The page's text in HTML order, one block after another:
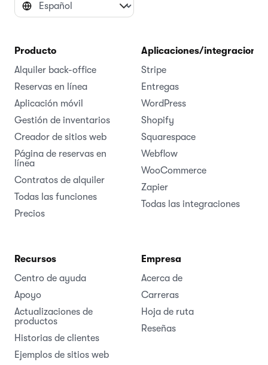
Producto
Alquiler back-office
Reservas en línea
Aplicación móvil
Gestión de inventarios
Creador de sitios web
Página de reservas en
línea
Contratos de alquiler
Todas las funciones
Precios
Aplicaciones/integraciones
Stripe
Entregas
WordPress
Shopify
Squarespace
Webflow
WooCommerce
Zapier
Todas las integraciones
Recursos
Centro de ayuda
Apoyo
Actualizaciones de
productos
Historias de clientes
Ejemplos de sitios web
Empresa
Acerca de
Carreras
Hoja de ruta
Reseñas